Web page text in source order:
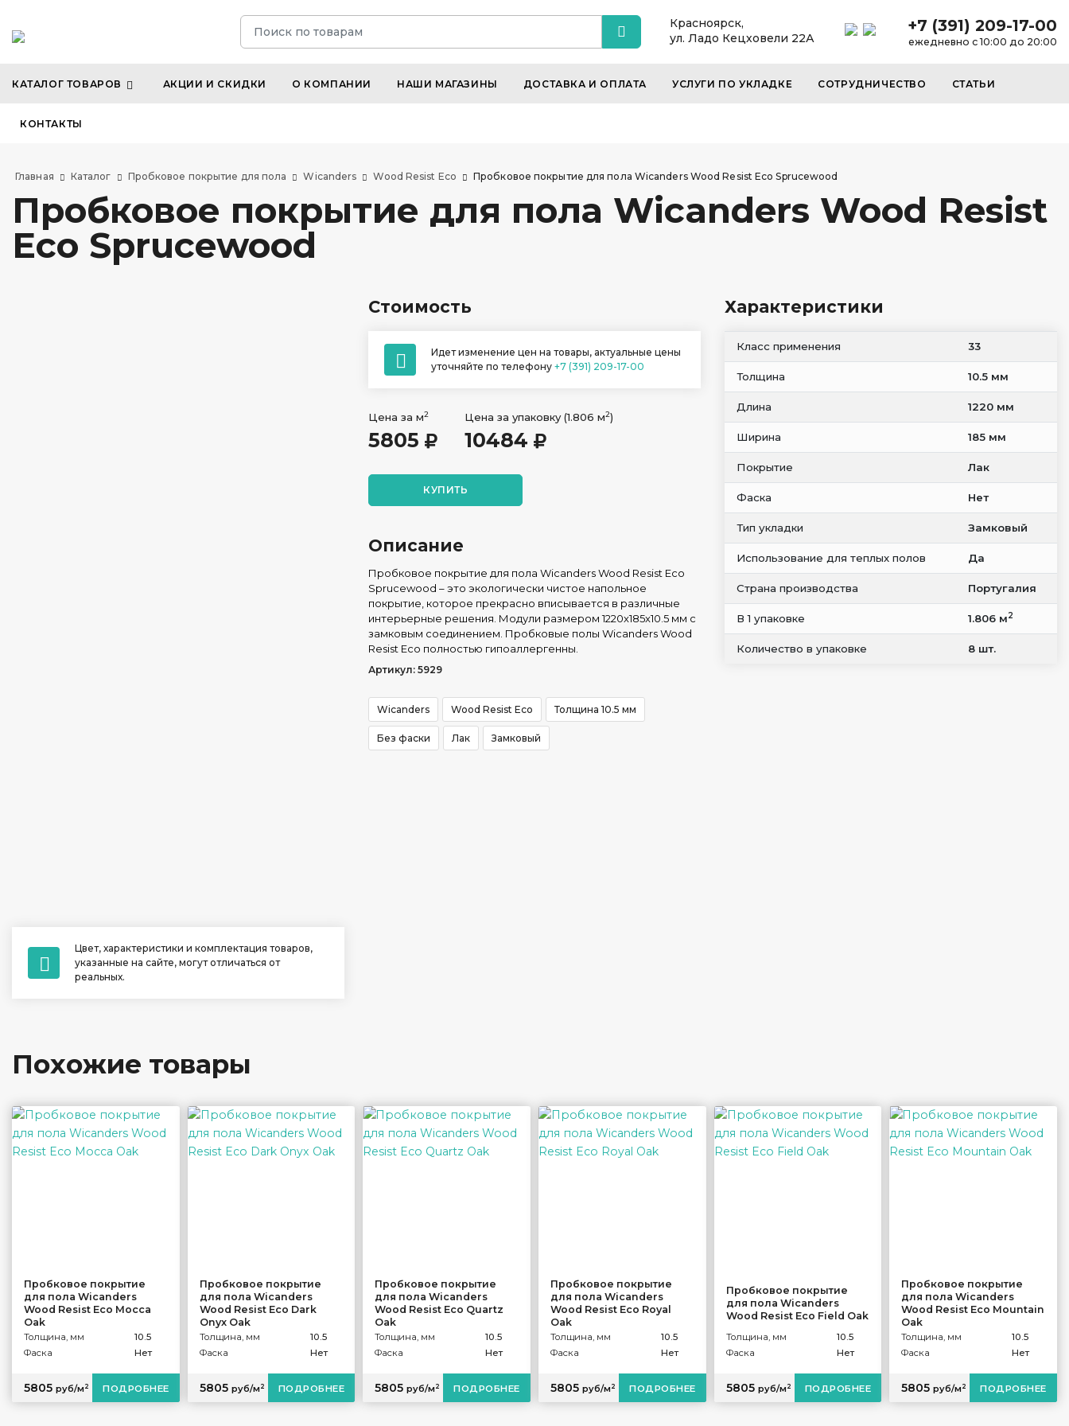
+7 (391) 209-17-00
ежедневно с 10:00 до 20:00
Красноярск,
ул. Ладо Кецховели 22А
КАТАЛОГ ТОВАРОВ АКЦИИ И СКИДКИ О КОМПАНИИ НАШИ МАГАЗИНЫ ДОСТАВКА И ОПЛАТА УСЛУГИ ПО УКЛАДКЕ СОТРУДНИЧЕСТВО СТАТЬИ
КОНТАКТЫ
Главная Каталог Пробковое покрытие для пола Wicanders Wood Resist Eco Пробковое покрытие для пола Wicanders Wood Resist Eco Sprucewood
Пробковое покрытие для пола Wicanders Wood Resist
Eco Sprucewood
Цвет, характеристики и комплектация товаров,
указанные на сайте, могут отличаться от
реальных.
Стоимость
Идет изменение цен на товары, актуальные цены
уточняйте по телефону +7 (391) 209-17-00
Цена за м2
5805
Цена за упаковку (1.806 м2)
10484
КУПИТЬ
Описание
Пробковое покрытие для пола Wicanders Wood Resist Eco
Sprucewood – это экологически чистое напольное
покрытие, которое прекрасно вписывается в различные
интерьерные решения. Модули размером 1220x185x10.5 мм с
замковым соединением. Пробковые полы Wicanders Wood
Resist Eco полностью гипоаллергенны.
Артикул: 5929
Wicanders Wood Resist Eco Толщина 10.5 мм
Без фаски Лак Замковый
Характеристики
Класс применения 33
Толщина 10.5 мм
Длина 1220 мм
Ширина 185 мм
Покрытие Лак
Фаска Нет
Тип укладки Замковый
Использование для теплых полов Да
Страна производства Португалия
В 1 упаковке 1.806 м2
Количество в упаковке 8 шт.
Похожие товары
Пробковое покрытие
для пола Wicanders
Wood Resist Eco Mocca
Oak
Толщина, мм
10.5
Фаска
Нет
5805 руб/м 2 ПОДРОБНЕЕ
Пробковое покрытие
для пола Wicanders
Wood Resist Eco Dark
Onyx Oak
Толщина, мм
10.5
Фаска
Нет
5805 руб/м 2 ПОДРОБНЕЕ
Пробковое покрытие
для пола Wicanders
Wood Resist Eco Quartz
Oak
Толщина, мм
10.5
Фаска
Нет
5805руб/м 2 ПОДРОБНЕЕ
Пробковое покрытие
для пола Wicanders
Wood Resist Eco Royal
Oak
Толщина, мм
10.5
Фаска
Нет
5805 руб/м 2 ПОДРОБНЕЕ
Пробковое покрытие
для пола Wicanders
Wood Resist Eco Field Oak
Толщина, мм
10.5
Фаска
Нет
5805 руб/м 2 ПОДРОБНЕЕ
Пробковое покрытие
для пола Wicanders
Wood Resist Eco Mountain
Oak
Толщина, мм
10.5
Фаска
Нет
5805руб/м 2 ПОДРОБНЕЕ